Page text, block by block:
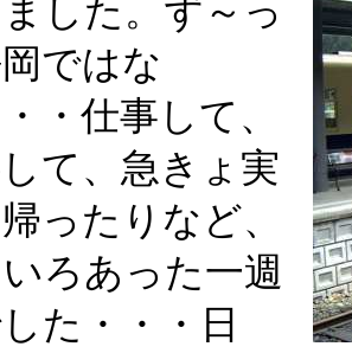
した。ず～っ
ではな
・仕事して、
て、急きょ実
ったりなど、
ろあった一週
た・・・日